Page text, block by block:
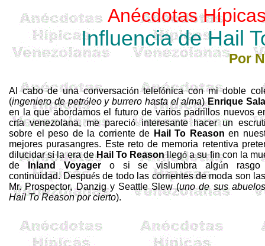
Anécdotas
Influencia de Hail
Por
Al cabo de una conversación telefónica con mi doble
(ingeniero de petróleo y burrero hasta el alma)Enrique
en la que abordamos el futuro de varios padrillos nuevos
cría venezolana, me parecióinteresante hacer un
sobre el peso de la corriente de Hail To Reason en
mejores purasangres. Este reto de memoria retentiva
dilucidar síla era deHail To Reasonllegóa su fin con la
de Inland Voyagero si se vislumbra algún rasgo
continuidad. Después de todo las corrientes de moda son
Mr.Prospector, Danzig y SeattleSlew(uno de sus
Hail To Reasonpor cierto).